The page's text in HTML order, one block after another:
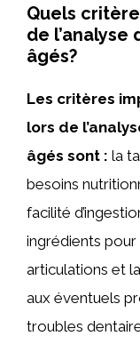
Quels
de l’analyse
âgés?
Les critères
lors de
âgés sont : la
besoins
facilité
ingrédients pour
articulations et
aux éventuels
troubles